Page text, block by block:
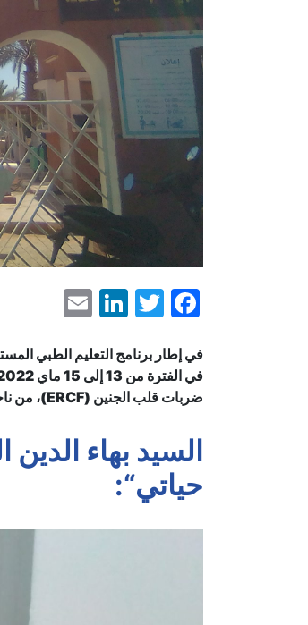
Facebook
Twitter
LinkedIn
في إطار برنامج التعليم الطبي
ضربات قلب الجنين (ERCF)، من ناحية، والموجات فوق الصوتية، من ناحية أخرى.
السيد بهاء
حياتي“: